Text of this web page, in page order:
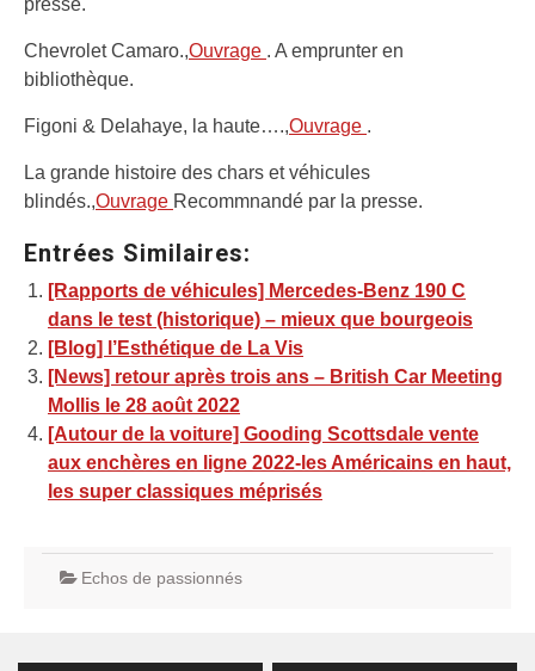
presse.
Chevrolet Camaro.,Ouvrage . A emprunter en
bibliothèque.
Figoni & Delahaye, la haute….,Ouvrage .
La grande histoire des chars et véhicules
blindés.,Ouvrage Recommnandé par la presse.
Entrées Similaires:
[Rapports de véhicules] Mercedes-Benz 190 C
dans le test (historique) – mieux que bourgeois
[Blog] l’Esthétique de La Vis
[News] retour après trois ans – British Car Meeting
Mollis le 28 août 2022
[Autour de la voiture] Gooding Scottsdale vente
aux enchères en ligne 2022-les Américains en haut,
les super classiques méprisés
Echos de passionnés